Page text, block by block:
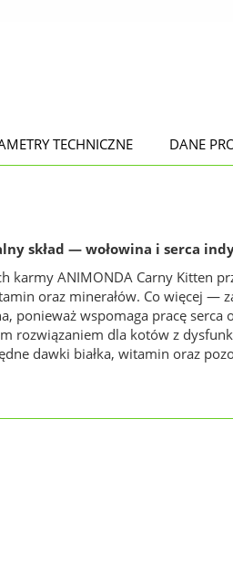
TECHNICZNE DANE
skład — wołowina i serca
karmy ANIMONDA Carny Kitten
oraz minerałów. Co więcej —
ponieważ wspomaga pracę
rozwiązaniem dla kotów z
dawki białka, witamin oraz